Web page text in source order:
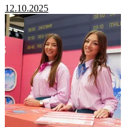
12.10.2025